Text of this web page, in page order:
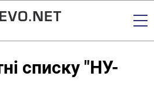
списку "НУ-